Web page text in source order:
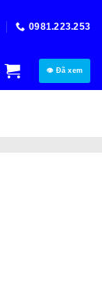
0981.223.253
👁 Đã xem